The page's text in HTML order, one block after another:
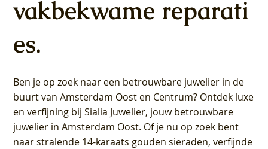
vakbekwame reparati
es.
Ben je op zoek naar een betrouwbare juwelier in de
buurt van Amsterdam Oost en Centrum? Ontdek luxe
en verfijning bij Sialia Juwelier, jouw betrouwbare
juwelier in Amsterdam Oost. Of je nu op zoek bent
naar stralende 14-karaats gouden sieraden, verfijnde